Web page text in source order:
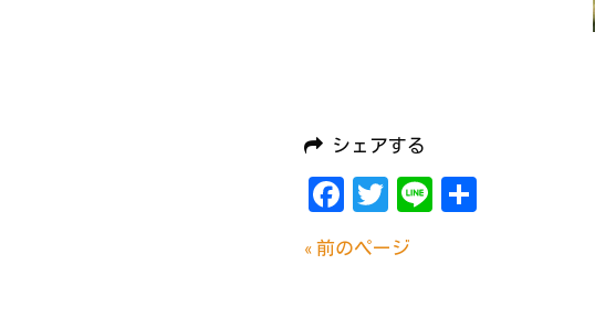
シェアする
Facebook
Twitter
Line共
« 前のページ